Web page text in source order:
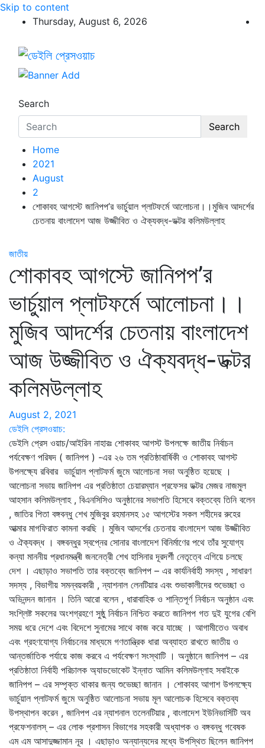
Skip to content
Thursday, August 6, 2026
ডেইলি প্রেসওয়াচ
ডেইলি প্রেসওয়াচ মুক্তিযুদ্ধের চেতনায় উদ্বুদ্ধ মুখপত্র
Search
Search
Home
2021
August
2
শােকাবহ আগস্টে জানিপপ’র ভার্চুয়াল প্লাটফর্মে আলােচনা।।মুজিব আদর্শের
চেতনায় বাংলাদেশ আজ উজ্জীবিত ও ঐক্যবদ্ধ-ডক্টর কলিমউল্লাহ
জাতীয়
শােকাবহ আগস্টে জানিপপ’র
ভার্চুয়াল প্লাটফর্মে আলােচনা।।
মুজিব আদর্শের চেতনায় বাংলাদেশ
আজ উজ্জীবিত ও ঐক্যবদ্ধ-ডক্টর
কলিমউল্লাহ
August 2, 2021
ডেইলি প্রেসওয়াচ:
ডেইলি প্রেস ওয়াচ/আইরিন নাহারঃ শােকাবহ আগস্ট উপলক্ষে জাতীয় নির্বাচন
পর্যবেক্ষণ পরিষদ ( জানিপপ ) -এর ২৬ তম প্রতিষ্ঠাবার্ষিকী ও শােকাবহ আগস্ট
উপলক্ষ্যে রবিবার ভার্চুয়াল প্লাটফর্ম জুমে আলােচনা সভা অনুষ্ঠিত হয়েছে ।
আলােচনা সভায় জানিপপ এর প্রতিষ্ঠাতা চেয়ারম্যান প্রফেসর ডক্টর মেজর নাজমুল
আহসান কলিমউল্লাহ , বিএনসিসিও অনুষ্ঠানের সভাপতি হিসেবে বক্তব্যে তিনি বলেন
, জাতির পিতা বঙ্গবন্ধু শেখ মুজিবুর রহমানসহ ১৫ আগস্টের সকল শহীদের রুহের
আত্মার মাগফিরাত কামনা করছি । মুজিব আদর্শের চেতনায় বাংলাদেশ আজ উজ্জীবিত
ও ঐক্যবদ্ধ । বঙ্গবন্ধুর স্বপ্নের সােনার বাংলাদেশ বিনির্মাণের পথে তাঁর সুযােগ্য
কন্যা মাননীয় প্রধানমন্ত্ৰী জননেত্রী শেখ হাসিনার দূরদর্শী নেতৃত্বে এগিয়ে চলছে
দেশ । এছাড়াও সভাপতি তার বক্তব্যে জানিপপ – এর কার্যনির্বাহী সদস্য , সাধারণ
সদস্য , বিভাগীয় সমন্বয়কারী , ন্যাশনাল লেনটিয়ার এবং শুভাকালীদের শুভেচ্ছা ও
অভিনন্দন জানান । তিনি আরাে বলেন , ধারাবাহিক ও শান্তিপূর্ণ নির্বাচন অনুষ্ঠান এবং
সংশ্লিষ্ট সকলের অংশগ্রহণে সুষ্ঠু নির্বাচন নিশ্চিত করতে জানিপপ গত দুই যুগের বেশি
সময় ধরে দেশে এবং বিদেশে সুনামের সাথে কাজ করে যাচ্ছে । আগামীতেও অবাধ
এবং গ্রহণযােগ্য নির্বাচনের মাধ্যমে গণতান্ত্রিক ধারা অব্যাহত রাখতে জাতীয় ও
আন্তর্জাতিক পর্যায়ে কাজ করবে এ পর্যবেক্ষণ সংস্থাটি । অনুষ্ঠানে জানিপপ – এর
প্রতিষ্ঠাতা নির্বাহী পরিচালক অ্যাডভােকেট ইন্নাত আমিন কলিমউল্লাহ সবাইকে
জানিপপ – এর সম্পৃক্ত থাকার জন্য শুভেচ্ছা জানান । শােকাবহ আগাশ উপলক্ষ্যে
ভার্চুয়াল প্লাটফর্ম জুমে অনুষ্ঠিত আলােচনা সভায় মূল আলােচক হিসেবে বক্তব্য
উপস্থাপন করেন , জানিপপ এর ন্যাশনাল তলেনটিয়ার , বাংলাদেশ ইউনিভার্সিটি অব
প্রফেশনালস্ – এর লােক প্রশাসন বিভাগের সহকারী অধ্যাপক ও বঙ্গবন্ধু গবেষক
এম এম আসাদুজ্জামান নূর । এছাড়াও অন্যান্যদের মধ্যে উপস্থিত ছিলেন জানিপপ